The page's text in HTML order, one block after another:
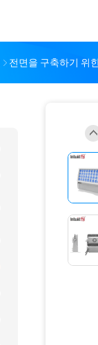
전면을 구축하기 위